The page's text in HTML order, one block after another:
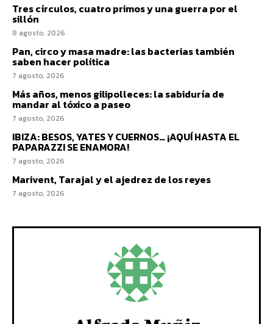
Tres círculos, cuatro primos y una guerra por el
sillón
8 agosto, 2026
Pan, circo y masa madre: las bacterias también
saben hacer política
7 agosto, 2026
Más años, menos gilipolleces: la sabiduría de
mandar al tóxico a paseo
7 agosto, 2026
IBIZA: BESOS, YATES Y CUERNOS… ¡AQUÍ HASTA EL
PAPARAZZI SE ENAMORA!
7 agosto, 2026
Marivent, Tarajal y el ajedrez de los reyes
7 agosto, 2026